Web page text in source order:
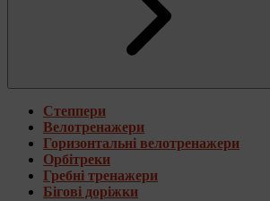
Степпери
Велотренажери
Горизонтальні велотренажери
Орбітреки
Гребні тренажери
Бігові доріжки